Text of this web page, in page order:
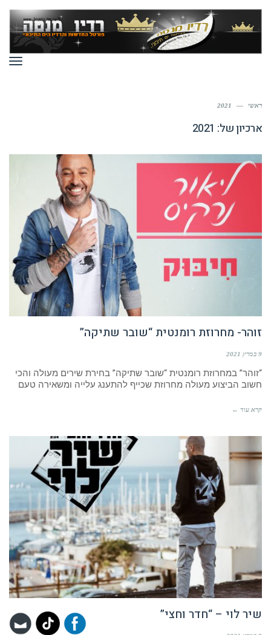
ראשי —
2021
ארכיון של: 2021
זוהר- מחרוזת רומנטית “שובר שתיקה”
9 במרץ 2021
“זוהר” במחרוזת רומנטית “שובר שתיקה” בחירת שירים מעולה והכי
חשוב הביצוע מעולה מחרוזת שכייף להתענג עלייה ומשאירה טעם
קרא עוד ←
שיר לוי – “חדר וחצי”